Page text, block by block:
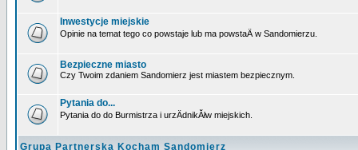
Inwestycje miejskie
Opinie na temat tego co powstaje lub ma powstaÄ w Sandomierzu.
Bezpieczne miasto
Czy Twoim zdaniem Sandomierz jest miastem bezpiecznym.
Pytania do...
Pytania do do Burmistrza i urzÄdnikĂłw miejskich.
Grupa Partnerska Kocham Sandomierz